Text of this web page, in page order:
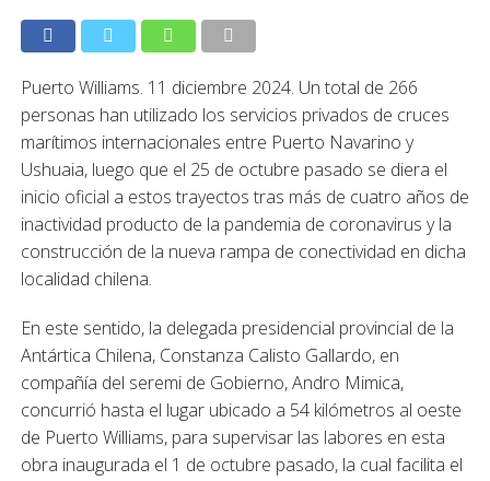
Puerto Williams. 11 diciembre 2024. Un total de 266
personas han utilizado los servicios privados de cruces
marítimos internacionales entre Puerto Navarino y
Ushuaia, luego que el 25 de octubre pasado se diera el
inicio oficial a estos trayectos tras más de cuatro años de
inactividad producto de la pandemia de coronavirus y la
construcción de la nueva rampa de conectividad en dicha
localidad chilena.
En este sentido, la delegada presidencial provincial de la
Antártica Chilena, Constanza Calisto Gallardo, en
compañía del seremi de Gobierno, Andro Mimica,
concurrió hasta el lugar ubicado a 54 kilómetros al oeste
de Puerto Williams, para supervisar las labores en esta
obra inaugurada el 1 de octubre pasado, la cual facilita el